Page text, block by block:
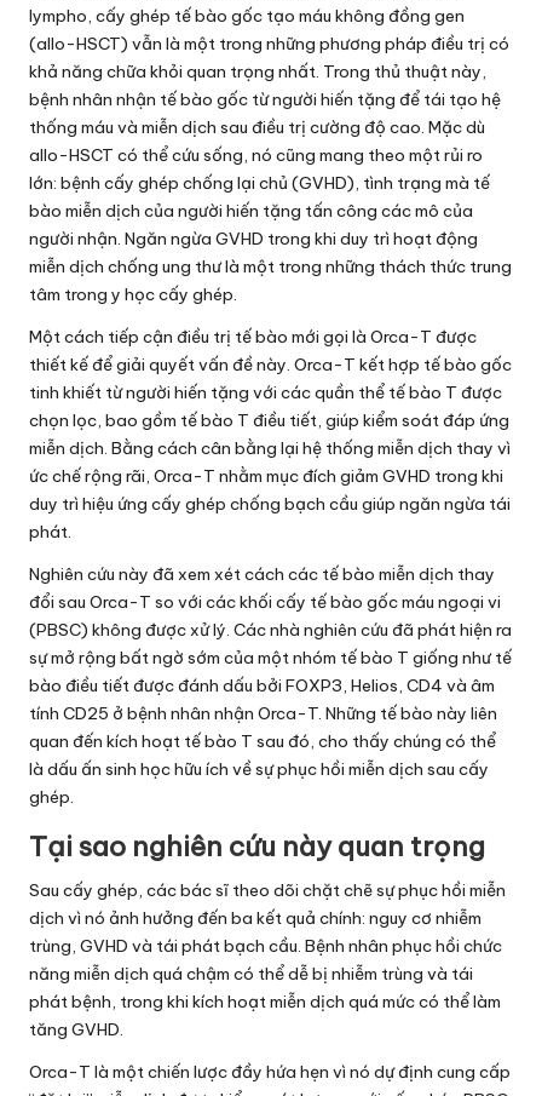
lympho, cấy ghép tế bào gốc tạo máu không đồng gen
(allo-HSCT) vẫn là một trong những phương pháp điều trị có
khả năng chữa khỏi quan trọng nhất. Trong thủ thuật này,
bệnh nhân nhận tế bào gốc từ người hiến tặng để tái tạo hệ
thống máu và miễn dịch sau điều trị cường độ cao. Mặc dù
allo-HSCT có thể cứu sống, nó cũng mang theo một rủi ro
lớn: bệnh cấy ghép chống lại chủ (GVHD), tình trạng mà tế
bào miễn dịch của người hiến tặng tấn công các mô của
người nhận. Ngăn ngừa GVHD trong khi duy trì hoạt động
miễn dịch chống ung thư là một trong những thách thức trung
tâm trong y học cấy ghép.
Một cách tiếp cận điều trị tế bào mới gọi là Orca-T được
thiết kế để giải quyết vấn đề này. Orca-T kết hợp tế bào gốc
tinh khiết từ người hiến tặng với các quần thể tế bào T được
chọn lọc, bao gồm tế bào T điều tiết, giúp kiểm soát đáp ứng
miễn dịch. Bằng cách cân bằng lại hệ thống miễn dịch thay vì
ức chế rộng rãi, Orca-T nhằm mục đích giảm GVHD trong khi
duy trì hiệu ứng cấy ghép chống bạch cầu giúp ngăn ngừa tái
phát.
Nghiên cứu này đã xem xét cách các tế bào miễn dịch thay
đổi sau Orca-T so với các khối cấy tế bào gốc máu ngoại vi
(PBSC) không được xử lý. Các nhà nghiên cứu đã phát hiện ra
sự mở rộng bất ngờ sớm của một nhóm tế bào T giống như tế
bào điều tiết được đánh dấu bởi FOXP3, Helios, CD4 và âm
tính CD25 ở bệnh nhân nhận Orca-T. Những tế bào này liên
quan đến kích hoạt tế bào T sau đó, cho thấy chúng có thể
là dấu ấn sinh học hữu ích về sự phục hồi miễn dịch sau cấy
ghép.
Tại sao nghiên cứu này quan trọng
Sau cấy ghép, các bác sĩ theo dõi chặt chẽ sự phục hồi miễn
dịch vì nó ảnh hưởng đến ba kết quả chính: nguy cơ nhiễm
trùng, GVHD và tái phát bạch cầu. Bệnh nhân phục hồi chức
năng miễn dịch quá chậm có thể dễ bị nhiễm trùng và tái
phát bệnh, trong khi kích hoạt miễn dịch quá mức có thể làm
tăng GVHD.
Orca-T là một chiến lược đầy hứa hẹn vì nó dự định cung cấp